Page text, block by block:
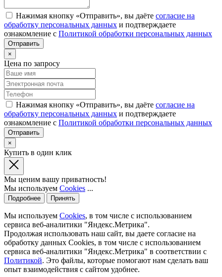
Нажимая кнопку «Отправить», вы даёте согласие на
обработку персональных данных и подтверждаете
ознакомление с Политикой обработки персональных данных
×
Цена по запросу
Нажимая кнопку «Отправить», вы даёте согласие на
обработку персональных данных и подтверждаете
ознакомление с Политикой обработки персональных данных
×
Купить в один клик
Мы ценим вашу приватность!
Мы используем Cookies ...
Подробнее Принять
Мы используем Cookies, в том числе с использованием
сервиса веб-аналитики "Яндекс.Метрика".
Продолжая использовать наш сайт, вы даете согласие на
обработку данных Cookies, в том числе с использованием
сервиса веб-аналитики "Яндекс.Метрика" в соответствии с
Политикой. Это файлы, которые помогают нам сделать ваш
опыт взаимодействия с сайтом удобнее.